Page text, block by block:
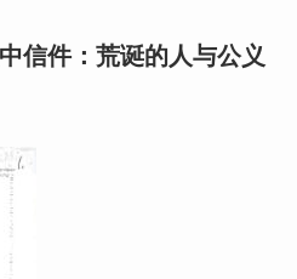
信件：荒诞的人与公义